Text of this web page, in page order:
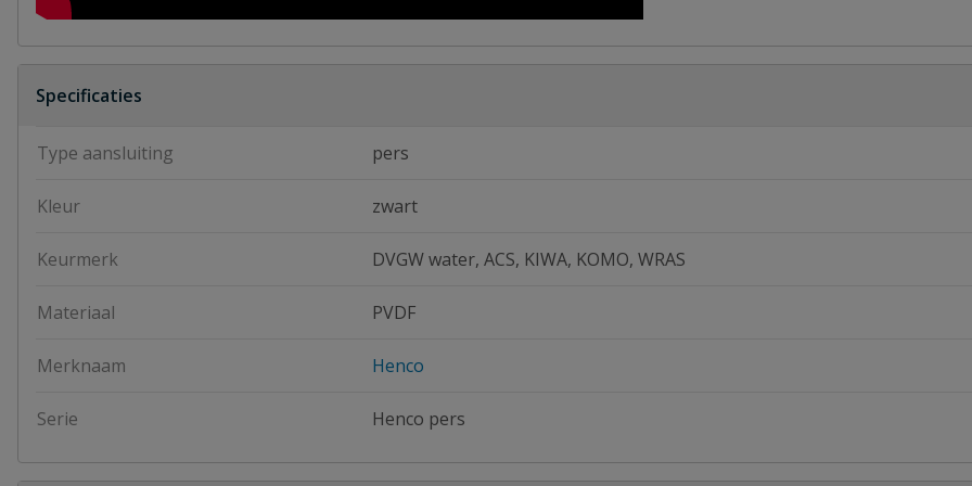
Specificaties
Type aansluiting pers
Kleur zwart
Keurmerk DVGW water, ACS, KIWA, KOMO, WRAS
Materiaal PVDF
Merknaam Henco
Serie Henco pers